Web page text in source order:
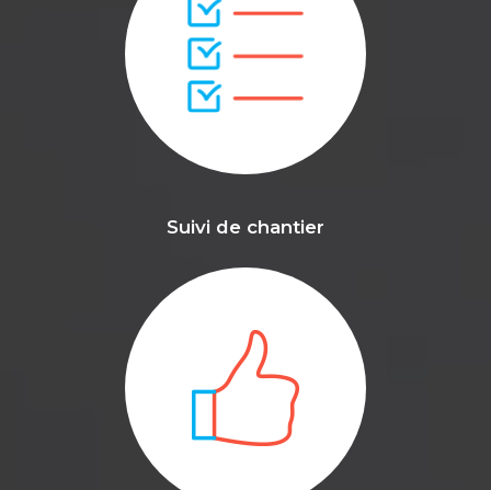
Suivi de chantier